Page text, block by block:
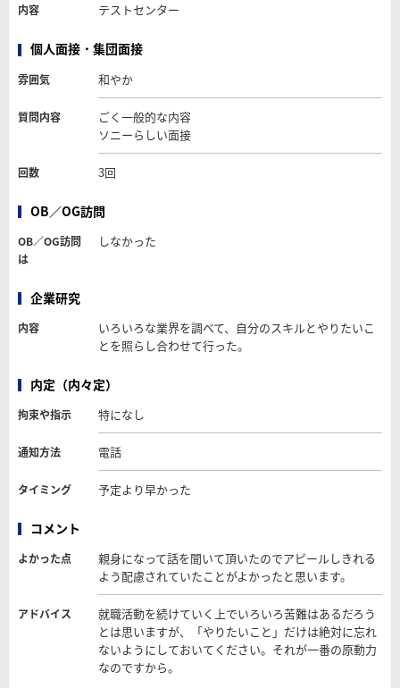
内容 テストセンター
個人面接・集団面接
雰囲気 和やか
質問内容
ごく一般的な内容
ソニーらしい面接
回数 3回
OB／OG訪問
OB／OG訪問
は
しなかった
企業研究
内容
いろいろな業界を調べて、自分のスキルとやりたいこ
とを照らし合わせて行った。
内定（内々定）
拘束や指示 特になし
通知方法 電話
タイミング 予定より早かった
コメント
よかった点
親身になって話を聞いて頂いたのでアピールしきれる
よう配慮されていたことがよかったと思います。
アドバイス
就職活動を続けていく上でいろいろ苦難はあるだろう
とは思いますが、「やりたいこと」だけは絶対に忘れ
ないようにしておいてください。それが一番の原動力
なのですから。